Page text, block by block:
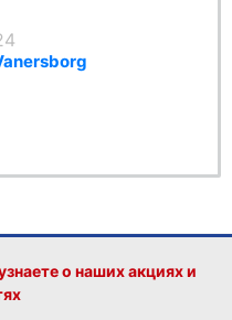
о наших акциях и